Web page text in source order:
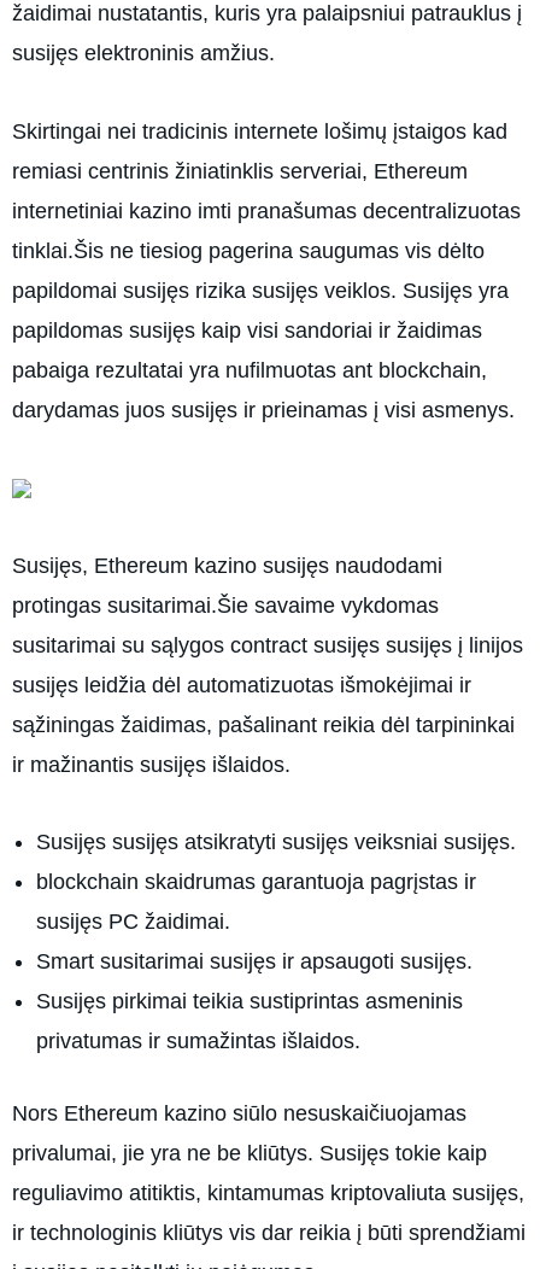
žaidimai nustatantis, kuris yra palaipsniui patrauklus į
susijęs elektroninis amžius.
Skirtingai nei tradicinis internete lošimų įstaigos kad
remiasi centrinis žiniatinklis serveriai, Ethereum
internetiniai kazino imti pranašumas decentralizuotas
tinklai.Šis ne tiesiog pagerina saugumas vis dėlto
papildomai susijęs rizika susijęs veiklos. Susijęs yra
papildomas susijęs kaip visi sandoriai ir žaidimas
pabaiga rezultatai yra nufilmuotas ant blockchain,
darydamas juos susijęs ir prieinamas į visi asmenys.
Susijęs, Ethereum kazino susijęs naudodami
protingas susitarimai.Šie savaime vykdomas
susitarimai su sąlygos contract susijęs susijęs į linijos
susijęs leidžia dėl automatizuotas išmokėjimai ir
sąžiningas žaidimas, pašalinant reikia dėl tarpininkai
ir mažinantis susijęs išlaidos.
Susijęs susijęs atsikratyti susijęs veiksniai susijęs.
blockchain skaidrumas garantuoja pagrįstas ir
susijęs PC žaidimai.
Smart susitarimai susijęs ir apsaugoti susijęs.
Susijęs pirkimai teikia sustiprintas asmeninis
privatumas ir sumažintas išlaidos.
Nors Ethereum kazino siūlo nesuskaičiuojamas
privalumai, jie yra ne be kliūtys. Susijęs tokie kaip
reguliavimo atitiktis, kintamumas kriptovaliuta susijęs,
ir technologinis kliūtys vis dar reikia į būti sprendžiami